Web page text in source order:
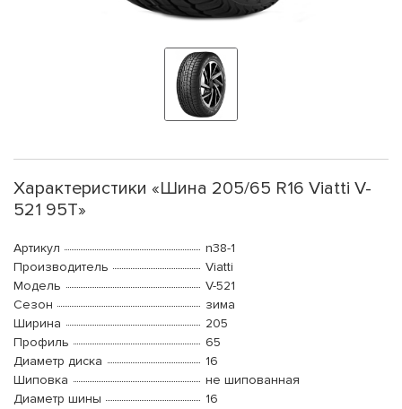
Характеристики «Шина 205/65 R16 Viatti V-
521 95Т»
Артикул
n38-1
Производитель
Viatti
Модель
V-521
Сезон
зима
Ширина
205
Профиль
65
Диаметр диска
16
Шиповка
не шипованная
Диаметр шины
16